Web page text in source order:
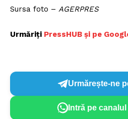
Sursa foto – AGERPRES
Urmăriți PressHUB și pe
Urmărește-ne
Intră pe